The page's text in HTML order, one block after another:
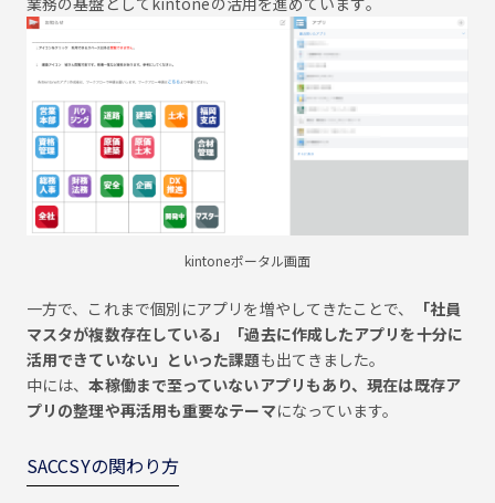
kintoneポータル画面
一方で、これまで個別にアプリを増やしてきたことで、
「社員
マスタが複数存在している」「過去に作成したアプリを十分に
活用できていない」といった課題も出てきました。
中には、本稼働まで至っていないアプリもあり、現在は既存ア
プリの整理や再活用も重要なテーマになっています。
SACCSYの関わり方